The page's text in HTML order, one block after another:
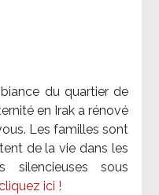
du quartier de
en Irak a rénové
Les familles sont
de la vie dans les
silencieuses sous
ici !